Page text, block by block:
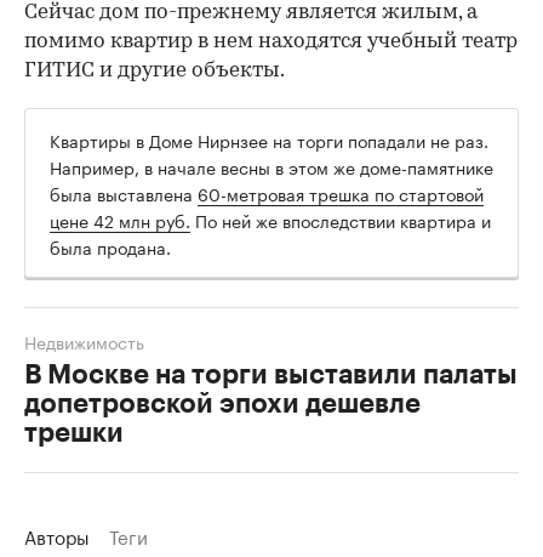
Сейчас дом по-прежнему является жилым, а
помимо квартир в нем находятся учебный театр
ГИТИС и другие объекты.
Квартиры в Доме Нирнзее на торги попадали не раз.
Например, в начале весны в этом же доме-памятнике
была выставлена 60-метровая трешка по стартовой
цене 42 млн руб. По ней же впоследствии квартира и
была продана.
В Москве на торги выставили палаты
допетровской эпохи дешевле
трешки
Недвижимость
Авторы Теги